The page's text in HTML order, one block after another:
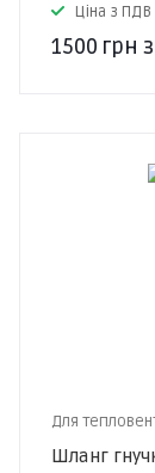
Ціна з ПДВ
1500 грн
Для
Шланг